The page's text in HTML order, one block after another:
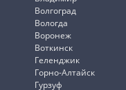
Волгоград
Вологда
Воронеж
Воткинск
Геленджик
Горно-Алтайск
Гурзуф